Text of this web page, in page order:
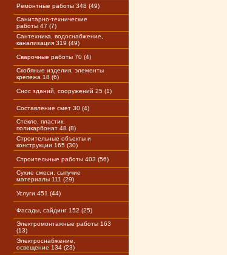
Ремонтные работы 348 (49)
Санитарно-технические
работы 47 (7)
Сантехника, водоснабжение,
канализация 319 (49)
Сварочные работы 70 (4)
Скобяные изделия, элементы
крепежа 18 (6)
Снос зданий, сооружений 25 (1)
Составление смет 30 (4)
Стекло, пластик,
поликарбонат 48 (8)
Строительные объекты и
конструкции 165 (30)
Строительные работы 403 (56)
Сухие смеси, сыпучие
материалы 111 (29)
Услуги 451 (44)
Фасады, сайдинг 152 (25)
Электромонтажные работы 163
(13)
Электроснабжение,
освещение 134 (23)